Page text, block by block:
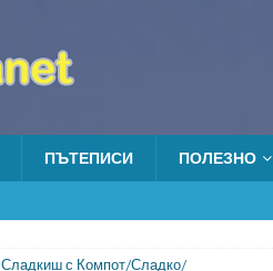
ПЪТЕПИСИ ПОЛЕЗНО
Сладкиш с Компот/Сладко/